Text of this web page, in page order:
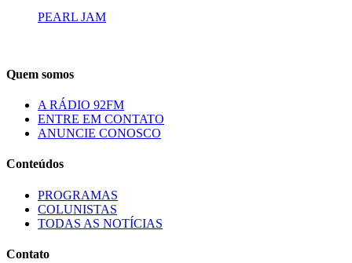
PEARL JAM
Quem somos
A RÁDIO 92FM
ENTRE EM CONTATO
ANUNCIE CONOSCO
Conteúdos
PROGRAMAS
COLUNISTAS
TODAS AS NOTÍCIAS
Contato